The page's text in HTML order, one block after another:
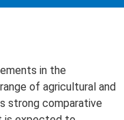
in the
of agricultural and
strong comparative